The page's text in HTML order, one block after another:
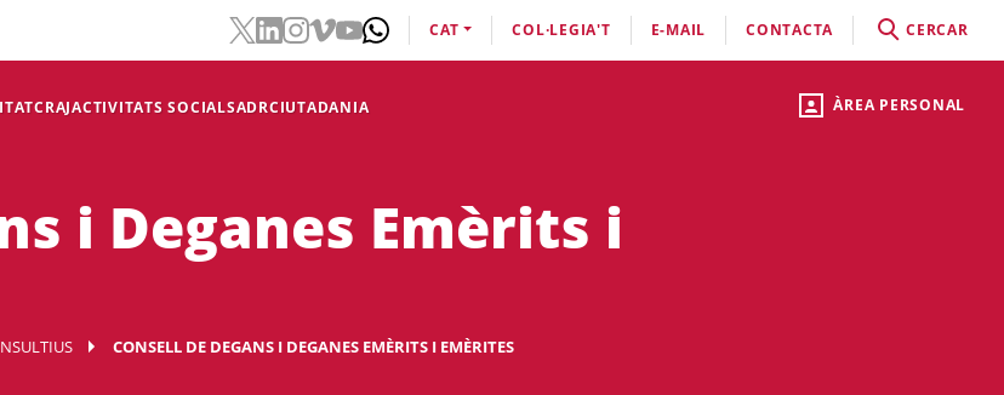
ÀREA PERSONAL
CRAJACTIVITATS SOCIALSADRCIUTADANIA
CAT COL·LEGIA'T E-MAIL CONTACTA CERCAR
i Deganes Emèrits i
CONSELL DE DEGANS I DEGANES EMÈRITS I EMÈRITES